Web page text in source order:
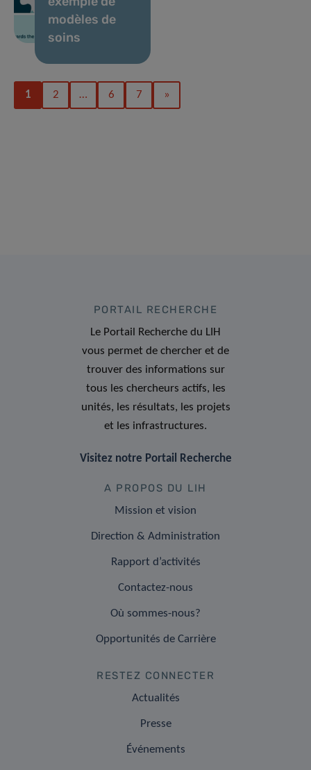
modèles de
soins
1 2 … 6 7 »
PORTAIL RECHERCHE
Le Portail Recherche du LIH
vous permet de chercher et de
trouver des informations sur
tous les chercheurs actifs, les
unités, les résultats, les projets
et les infrastructures.
Visitez notre Portail Recherche
A PROPOS DU LIH
Mission et vision
Direction & Administration
Rapport d’activités
Contactez-nous
Où sommes-nous?
Opportunités de Carrière
RESTEZ CONNECTER
Actualités
Presse
Événements